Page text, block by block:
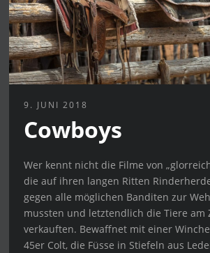
9. JUNI 2018
Cowboys
Wer kennt nicht die Filme von
die auf ihren langen Ritten
gegen alle möglichen Banditen zur
mussten und letztendlich die Tiere am
verkauften. Bewaffnet mit einer
45er Colt, die Füsse in Stiefeln aus